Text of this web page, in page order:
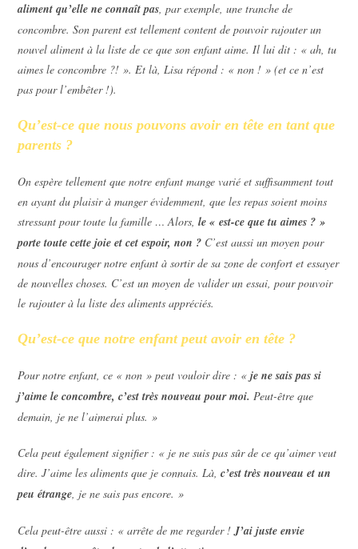
aliment qu’elle ne connaît pas, par exemple, une tranche de
concombre. Son parent est tellement content de pouvoir rajouter un
nouvel aliment à la liste de ce que son enfant aime. Il lui dit : « ah, tu
aimes le concombre ?! ». Et là, Lisa répond : « non ! » (et ce n’est
pas pour l’embêter !).
Qu’est-ce que nous pouvons avoir en tête en tant que
parents ?
On espère tellement que notre enfant mange varié et suffisamment tout
en ayant du plaisir à manger évidemment, que les repas soient moins
stressant pour toute la famille … Alors,le « est-ce que tu aimes ? »
porte toute cette joie et cet espoir, non ? C’est aussi un moyen pour
nous d’encourager notre enfant à sortir de sa zone de confort et essayer
de nouvelles choses. C’est un moyen de valider un essai, pour pouvoir
le rajouter à la liste des aliments appréciés.
Qu’est-ce que notre enfant peut avoir en tête ?
Pour notre enfant, ce « non » peut vouloir dire : «je ne sais pas si
j’aime le concombre, c’est très nouveau pour moi. Peut-être que
demain, je ne l’aimerai plus. »
Cela peut également signifier : « je ne suis pas sûr de ce qu’aimer veut
dire. J’aime les aliments que je connais. Là,c’est très nouveau et un
peu étrange, je ne sais pas encore. »
Cela peut-être aussi : « arrête de me regarder !J’ai juste envie